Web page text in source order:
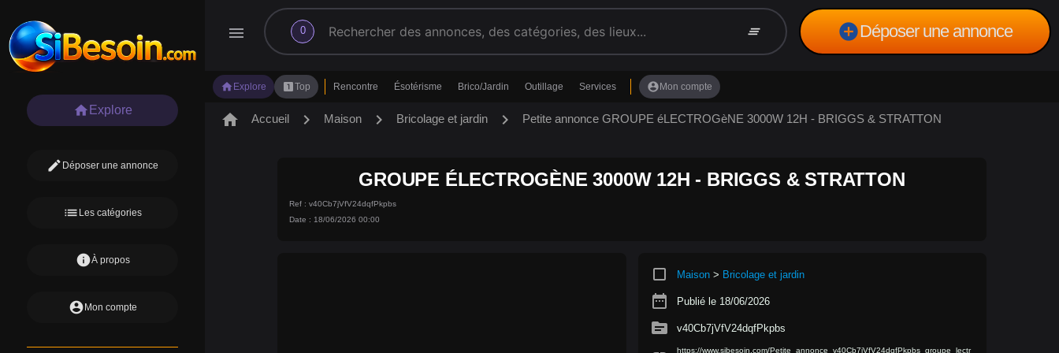
menu 0
search clear_all add_circleDéposer une annonce
home Explore looks_oneTop Rencontre Ésotérisme Brico/Jardin Outillage Services account_circle Mon compte
home Explore
edit Déposer une annonce
list Les catégories
infoÀ propos
account_circle Mon compte
home Accueil chevron_right Maison chevron_right Bricolage et jardin chevron_right Petite annonce GROUPE éLECTROGèNE 3000W 12H - BRIGGS & STRATTON
GROUPE ÉLECTROGÈNE 3000W 12H - BRIGGS & STRATTON
Ref : v40Cb7jVfV24dqfPkpbs
Date : 18/06/2026 00:00
crop_square Maison> Bricolage et jardin
date_range Publié le 18/06/2026
source v40Cb7jVfV24dqfPkpbs
https://www.sibesoin.com/Petite_annonce_v40Cb7jVfV24dqfPkpbs_groupe_lectr